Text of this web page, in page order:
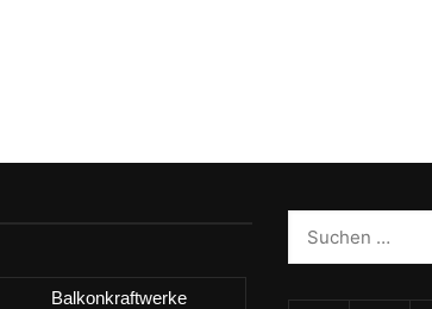
Balkonkraftwerke